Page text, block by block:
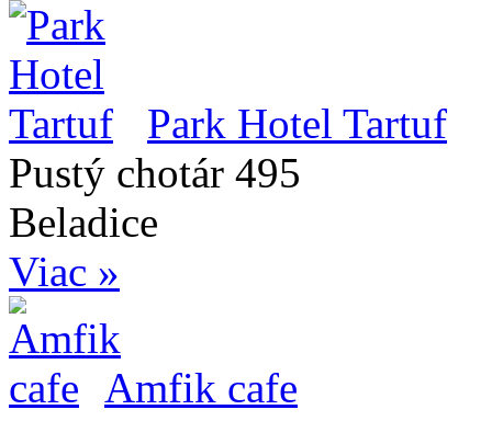
Park Hotel Tartuf
Pustý chotár 495
Beladice
Viac »
Amfik cafe